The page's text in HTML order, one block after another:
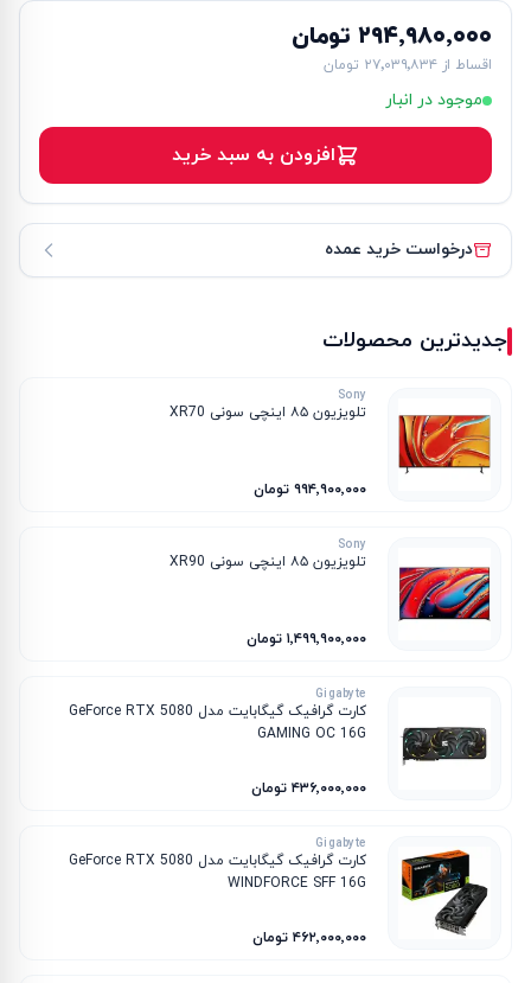
۲۹۴٬۹۸۰٬۰۰۰ تومان
اقساط از ۲۷٬۰۳۹٬۸۳۴ تومان
موجود در انبار
افزودن به سبد خرید
درخواست خرید عمده
جدیدترین محصولات
Sony
تلویزیون ۸۵ اینچی سونی XR70
۹۹۴٬۹۰۰٬۰۰۰ تومان
Sony
تلویزیون ۸۵ اینچی سونی XR90
۱٬۴۹۹٬۹۰۰٬۰۰۰ تومان
Gigabyte
کارت گرافیک گیگابایت مدل GeForce RTX 5080
GAMING OC 16G
۴۳۶٬۰۰۰٬۰۰۰ تومان
Gigabyte
کارت گرافیک گیگابایت مدل GeForce RTX 5080
WINDFORCE SFF 16G
۴۶۲٬۰۰۰٬۰۰۰ تومان